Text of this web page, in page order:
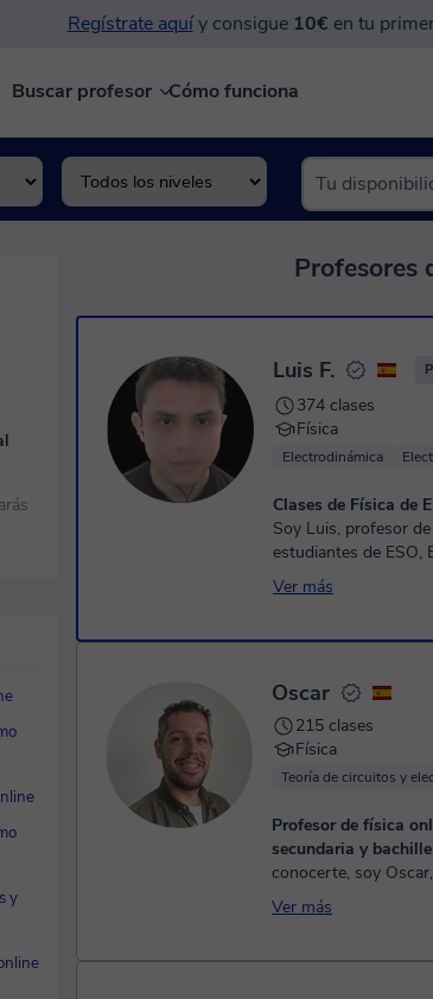
Regístrate aquíy consigue 10€ en tu
Buscar profesor Cómo funciona
Profesores
Luis F.
374 clases
Física
Electrodinámica
Clases de Física de
Soy Luis, profesor
estudiantes de ESO,
doy clases de Física a
Ver más
Oscar
215 clases
Física
Teoría de circuitos y
Profesor de física
secundaria y
conocerte, soy
entiendas las
graduado en
profesor particular
Ver más
y